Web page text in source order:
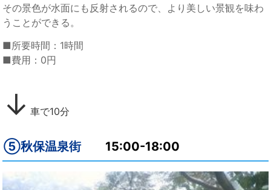
その景色が水面にも反射されるので、より美しい景観を味わ
うことができる。
■所要時間：1時間
■費用：0円
↓ 車で10分
⑤秋保温泉街 15:00-18:00